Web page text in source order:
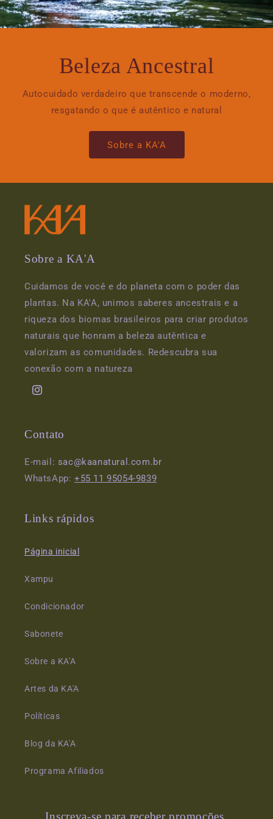
Beleza Ancestral
Autocuidado verdadeiro que transcende o moderno,
resgatando o que é autêntico e natural
Sobre a KA'A
Sobre a KA'A
Cuidamos de você e do planeta com o poder das
plantas. Na KA'A, unimos saberes ancestrais e a
riqueza dos biomas brasileiros para criar produtos
naturais que honram a beleza autêntica e
valorizam as comunidades. Redescubra sua
conexão com a natureza
Instagram
Contato
E-mail: sac@kaanatural.com.br
WhatsApp: +55 11 95054-9839
Links rápidos
Página inicial
Xampu
Condicionador
Sabonete
Sobre a KA'A
Artes da KA'A
Políticas
Blog da KA'A
Programa Afiliados
Inscreva-se para receber promoções,